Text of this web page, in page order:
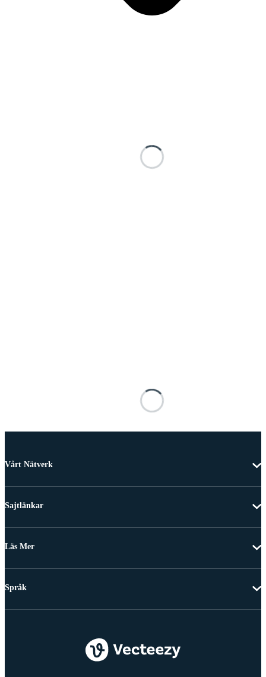
Vårt Nätverk
Sajtlänkar
Läs Mer
Språk